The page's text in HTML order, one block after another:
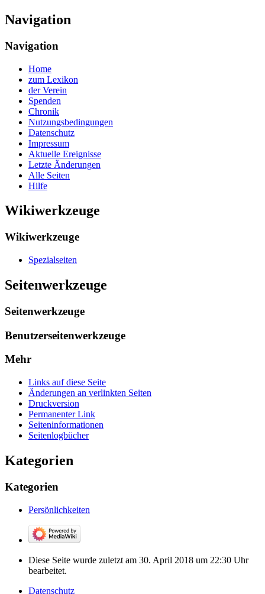
Navigation
Navigation
Home
zum Lexikon
der Verein
Spenden
Chronik
Nutzungsbedingungen
Datenschutz
Impressum
Aktuelle Ereignisse
Letzte Änderungen
Alle Seiten
Hilfe
Wikiwerkzeuge
Wikiwerkzeuge
Spezialseiten
Seitenwerkzeuge
Seitenwerkzeuge
Benutzerseitenwerkzeuge
Mehr
Links auf diese Seite
Änderungen an verlinkten Seiten
Druckversion
Permanenter Link
Seiten­­informationen
Seitenlogbücher
Kategorien
Kategorien
Persönlichkeiten
Diese Seite wurde zuletzt am 30. April 2018 um 22:30 Uhr
bearbeitet.
Datenschutz